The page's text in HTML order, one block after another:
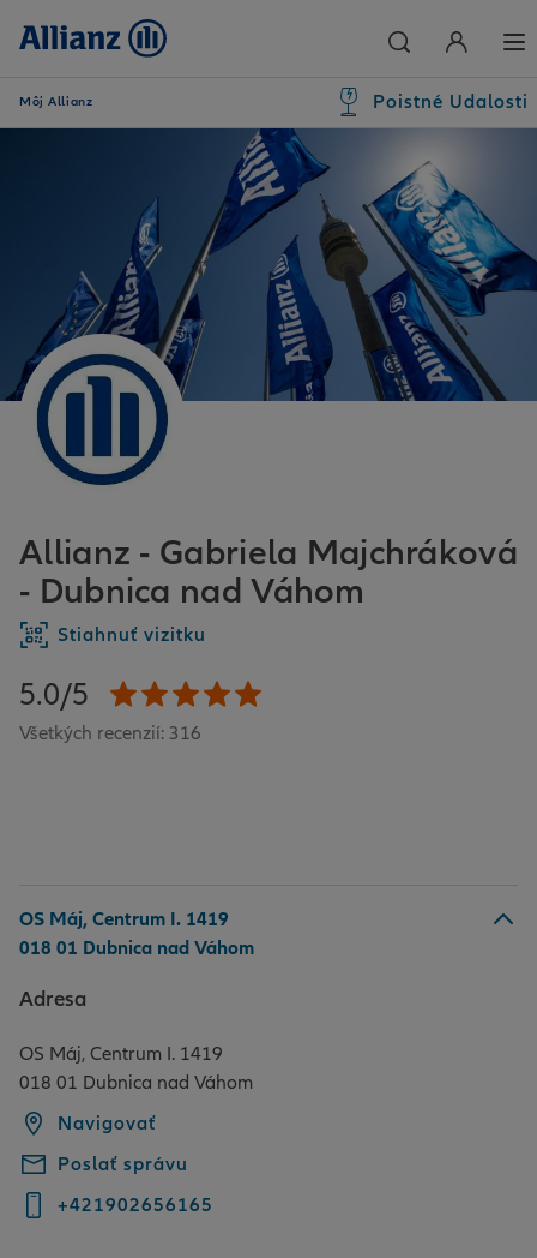
Môj Allianz Poistné Udalosti
Allianz - Gabriela Majchráková
- Dubnica nad Váhom
Stiahnuť vizitku
5.0/5
Všetkých recenzií: 316
OS Máj, Centrum I. 1419
018 01 Dubnica nad Váhom
Adresa
OS Máj, Centrum I. 1419
018 01 Dubnica nad Váhom
Navigovať
Poslať správu
+421902656165